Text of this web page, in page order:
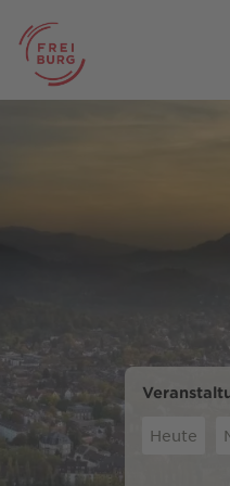
Heute